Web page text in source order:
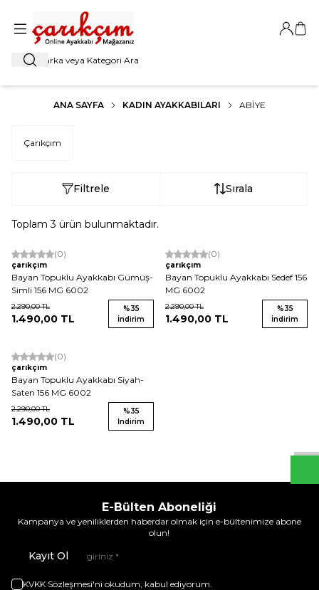
Ara
Giriş
ANA SAYFA KADIN AYAKKABILARI ABIYE
Çarıkçım
Filtrele Sırala
Toplam3 ürün bulunmaktadır.
(0)
çarıkçım
Bayan Topuklu Ayakkabı Gümüş-
Simli 156 MG 6002
2.290,00TL
1.490,00 TL
%35
İndirim
(0)
çarıkçım
Bayan Topuklu Ayakkabı Sedef 156
MG 6002
2.290,00TL
1.490,00 TL
%35
İndirim
(0)
çarıkçım
Bayan Topuklu Ayakkabı Siyah-
Saten 156 MG 6002
2.290,00TL
1.490,00 TL
%35
İndirim
E-Bülten Aboneliği
Kampanya ve yeniliklerden haberdar olmak için e-bültenimize abone
olun!
Kayıt Ol
KVKK Sözleşmesi'ni okudum, kabul ediyorum.